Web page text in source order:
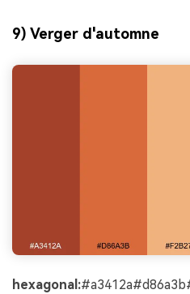
9) Verger d'automne
hexagonal: